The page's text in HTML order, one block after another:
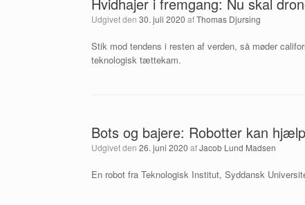
Udgivet den 30. juli 2020 afThomas Djursing
Stik mod tendens i resten af verden, så møder
teknologisk tættekam.
Bots og bajere: Robotter kan
Udgivet den 26. juni 2020 afJacob Lund Madsen
En robot fra Teknologisk Institut, Syddansk